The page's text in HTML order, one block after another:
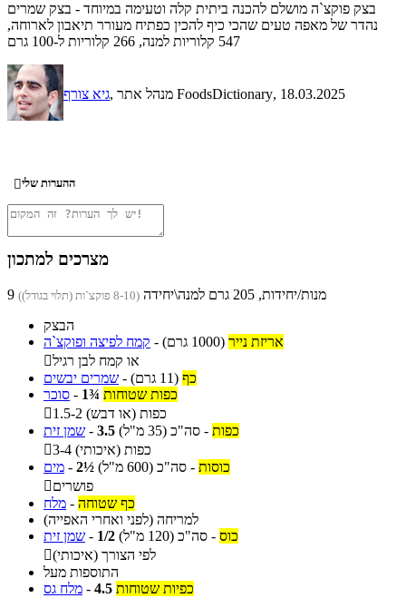
בצק פוקצ`ה מושלם להכנה ביתית קלה וטעימה במיוחד - בצק שמרים
נהדר של מאפה טעים שהכי כיף להכין כפתיח מעורר תיאבון לארוחה,
547 קלוריות למנה, 266 קלוריות ל-100 גרם
גיא צורף , מנהל אתר FoodsDictionary, 18.03.2025
ההערות שלי
מצרכים למתכון
9 מנות/יחידות, 205 גרם למנה\יחידה (8-10 פוקצ`ות (תלוי בגודל))
הבצק
קמח לפיצה ופוקצ`ה - אריזת נייר (1000 גרם)
או קמח לבן רגיל
שמרים יבשים - כף (11 גרם)
סוכר - 1¾ כפות שטוחות

1.5-2 כפות (או דבש)
שמן זית - 3.5 כפות - סה"כ (35 מ"ל)

3-4 כפות (איכותי)
מים - 2½ כוסות - סה"כ (600 מ"ל)
פושרים
מלח - כף שטוחה
למריחה (לפני ואחרי האפייה)
שמן זית - 1/2 כוס - סה"כ (120 מ"ל)
לפי הצורך (איכותי)
התוספות מעל
מלח גס - 4.5 כפיות שטוחות